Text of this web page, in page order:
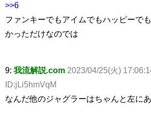
>>6
ファンキーでもアイムでもハッピーで
かっただけなのでは
9: 我流解説.com 2023/04/25(火)
ID:jLi5hmVqM
なんだ他のジャグラーはちゃんと左に